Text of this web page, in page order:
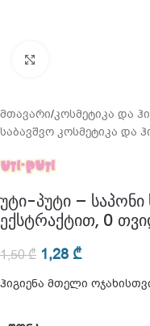
მთავარი/კოსმეტიკა და
საბავშვო კოსმეტიკა და
უტი-პუტი –
ექსტრაქტით, 0
1,50₾ 1,28 ₾
ჰიგიენა მთელი